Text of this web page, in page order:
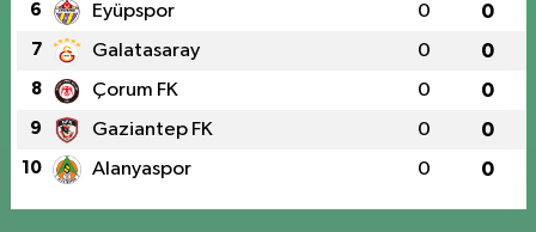
6 Eyüpspor 0 0
7 Galatasaray 0 0
8 Çorum FK 0 0
9 Gaziantep FK 0 0
10 Alanyaspor 0 0